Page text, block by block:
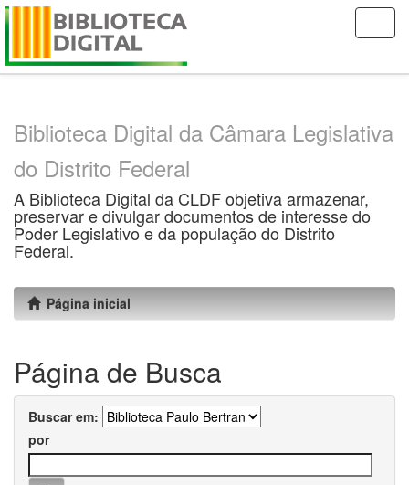
Skip
Biblioteca Digital da Câmara Legislativa
do Distrito Federal
A Biblioteca Digital da CLDF objetiva armazenar,
preservar e divulgar documentos de interesse do
Poder Legislativo e da população do Distrito
Federal.
Página inicial
Página de Busca
Buscar em:
por